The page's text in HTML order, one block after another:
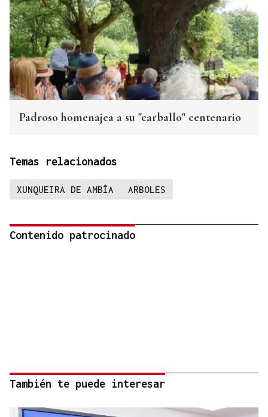
Padroso homenajea a su "carballo" centenario
Temas relacionados
XUNQUEIRA DE AMBÍA ARBOLES
Contenido patrocinado
También te puede interesar